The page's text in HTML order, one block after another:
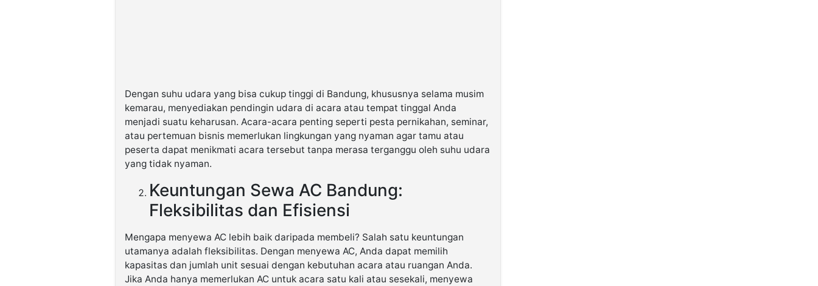
Dengan suhu udara yang bisa cukup tinggi di Bandung, khususnya selama musim
kemarau, menyediakan pendingin udara di acara atau tempat tinggal Anda
menjadi suatu keharusan. Acara-acara penting seperti pesta pernikahan, seminar,
atau pertemuan bisnis memerlukan lingkungan yang nyaman agar tamu atau
peserta dapat menikmati acara tersebut tanpa merasa terganggu oleh suhu udara
yang tidak nyaman.
Keuntungan Sewa AC Bandung:
Fleksibilitas dan Efisiensi
Mengapa menyewa AC lebih baik daripada membeli? Salah satu keuntungan
utamanya adalah fleksibilitas. Dengan menyewa AC, Anda dapat memilih
kapasitas dan jumlah unit sesuai dengan kebutuhan acara atau ruangan Anda.
Jika Anda hanya memerlukan AC untuk acara satu kali atau sesekali, menyewa